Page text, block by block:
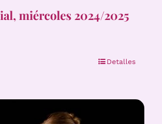
miércoles 2024/2025
Detalles